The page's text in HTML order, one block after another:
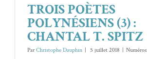
TROIS POÈTES
POLYNÉSIENS (3) :
CHANTAL T. SPITZ
ParChristophe Dauphin 5 juil­let 2018 Numéros: